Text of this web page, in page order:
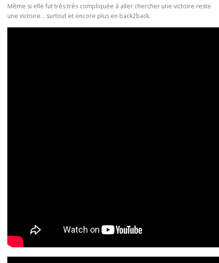
Même si elle fut très très compliquée à aller chercher une victoire reste
une victoire… surtout et encore plus en back2back.